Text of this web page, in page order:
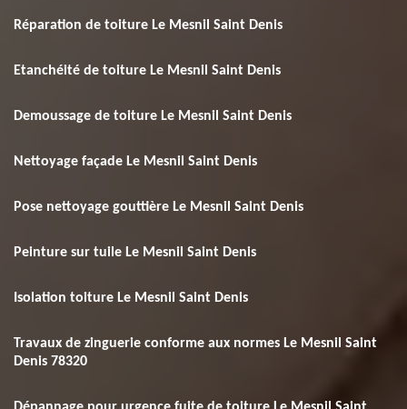
Réparation de toiture Le Mesnil Saint Denis
Etanchéité de toiture Le Mesnil Saint Denis
Demoussage de toiture Le Mesnil Saint Denis
Nettoyage façade Le Mesnil Saint Denis
Pose nettoyage gouttière Le Mesnil Saint Denis
Peinture sur tuile Le Mesnil Saint Denis
Isolation toiture Le Mesnil Saint Denis
Travaux de zinguerie conforme aux normes Le Mesnil Saint
Denis 78320